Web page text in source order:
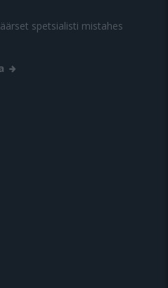
spetsialisti mistahes